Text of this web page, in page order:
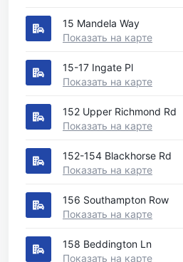
15 Mandela Way
Показать на карте
15-17 Ingate Pl
Показать на карте
152 Upper Richmond Rd
Показать на карте
152-154 Blackhorse Rd
Показать на карте
156 Southampton Row
Показать на карте
158 Beddington Ln
Показать на карте